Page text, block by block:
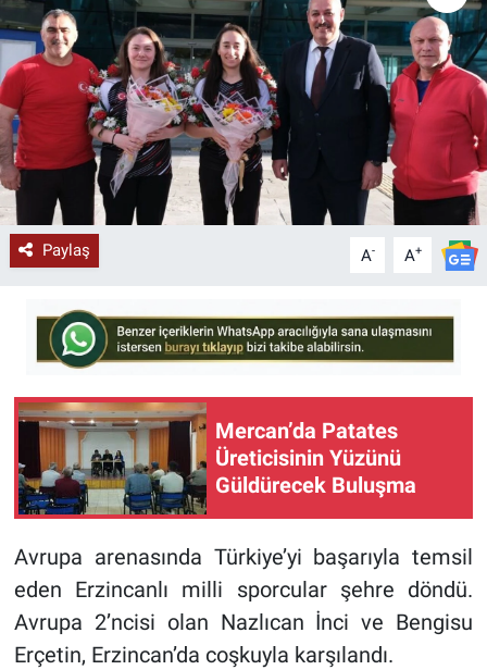
Paylaş A- A+
Mercan’da Patates
Üreticisinin Yüzünü
Güldürecek Buluşma
Avrupa arenasında Türkiye’yi başarıyla temsil
eden Erzincanlı milli sporcular şehre döndü.
Avrupa 2’ncisi olan Nazlıcan İnci ve Bengisu
Erçetin, Erzincan’da coşkuyla karşılandı.
SPOR
YAŞAM
RESMİ İLAN